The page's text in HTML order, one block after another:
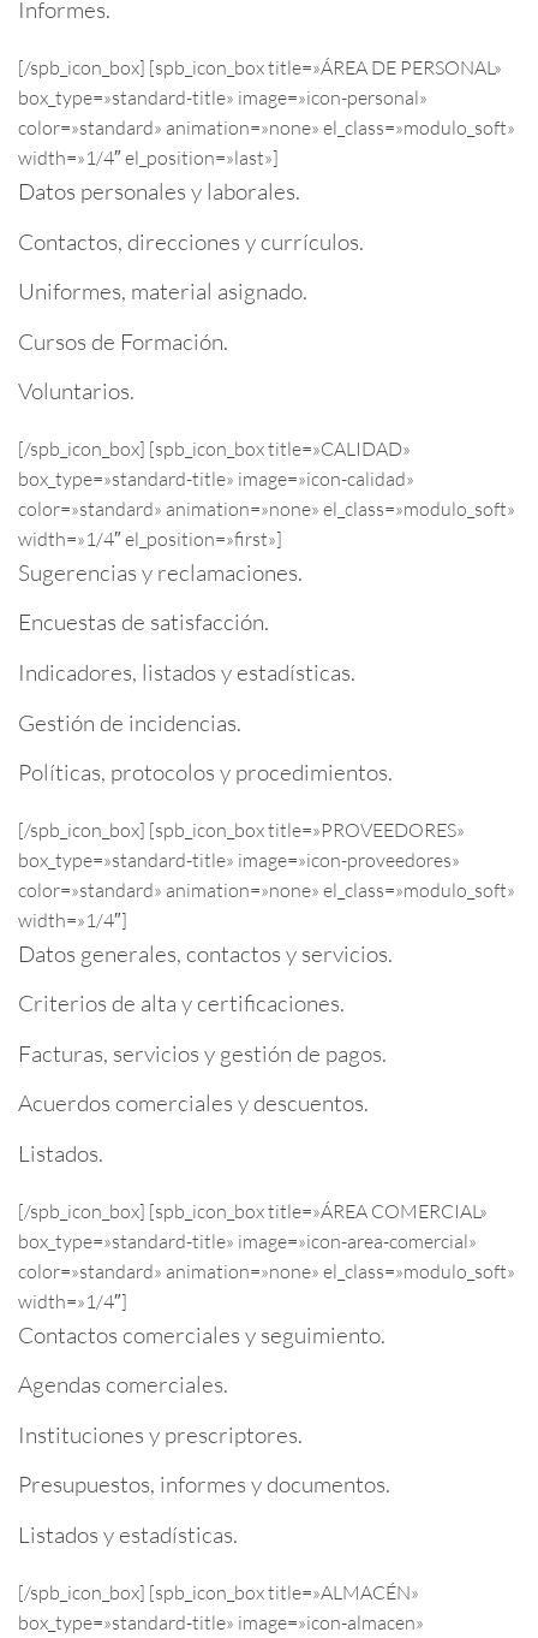
Informes.
[/spb_icon_box] [spb_icon_box title=»ÁREA DE PERSONAL»
box_type=»standard-title» image=»icon-personal»
color=»standard» animation=»none» el_class=»modulo_soft»
width=»1/4″ el_position=»last»]
Datos personales y laborales.
Contactos, direcciones y currículos.
Uniformes, material asignado.
Cursos de Formación.
Voluntarios.
[/spb_icon_box] [spb_icon_box title=»CALIDAD»
box_type=»standard-title» image=»icon-calidad»
color=»standard» animation=»none» el_class=»modulo_soft»
width=»1/4″ el_position=»first»]
Sugerencias y reclamaciones.
Encuestas de satisfacción.
Indicadores, listados y estadísticas.
Gestión de incidencias.
Políticas, protocolos y procedimientos.
[/spb_icon_box] [spb_icon_box title=»PROVEEDORES»
box_type=»standard-title» image=»icon-proveedores»
color=»standard» animation=»none» el_class=»modulo_soft»
width=»1/4″]
Datos generales, contactos y servicios.
Criterios de alta y certificaciones.
Facturas, servicios y gestión de pagos.
Acuerdos comerciales y descuentos.
Listados.
[/spb_icon_box] [spb_icon_box title=»ÁREA COMERCIAL»
box_type=»standard-title» image=»icon-area-comercial»
color=»standard» animation=»none» el_class=»modulo_soft»
width=»1/4″]
Contactos comerciales y seguimiento.
Agendas comerciales.
Instituciones y prescriptores.
Presupuestos, informes y documentos.
Listados y estadísticas.
[/spb_icon_box] [spb_icon_box title=»ALMACÉN»
box_type=»standard-title» image=»icon-almacen»